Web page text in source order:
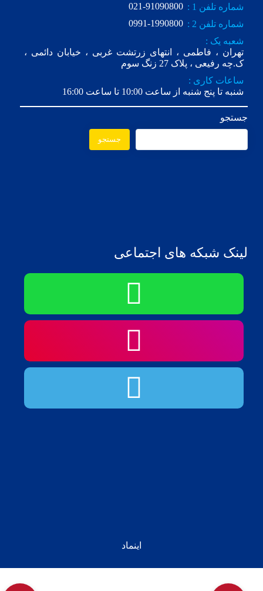
شماره تلفن 1 :
021-91090800
شماره تلفن 2 :
0991-1990800
شعبه یک :
تهران ، فاطمی ، انتهای زرتشت غربی ، خیابان دائمی ،
ک.چه رفیعی ، پلاک 27 زنگ سوم
ساعات کاری :
شنبه تا پنج شنبه از ساعت 10:00 تا ساعت 16:00
جستجو
جستجو
لینک شبکه های اجتماعی
اینماد